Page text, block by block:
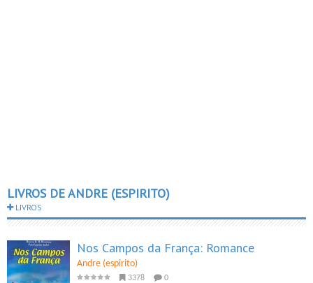
LIVROS DE ANDRE (ESPIRITO)
LIVROS
Nos Campos da França: Romance
Andre (espirito)
3378 0